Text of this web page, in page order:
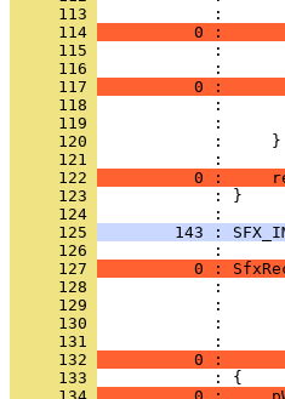
     113
     114
0 :
     115
     116
     117
0 :
     118
     119
     120
     121
     122
0 :
     123
            : }
     124
     125
143 :
     126
     127
0 :
     128
     129
     130
     131
     132
0 :
     133